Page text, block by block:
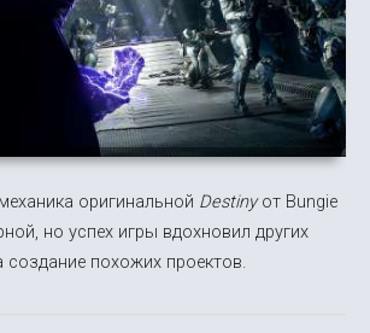
оригинальной Destinyот Bungie
но успех игры вдохновил других
создание похожих проектов.